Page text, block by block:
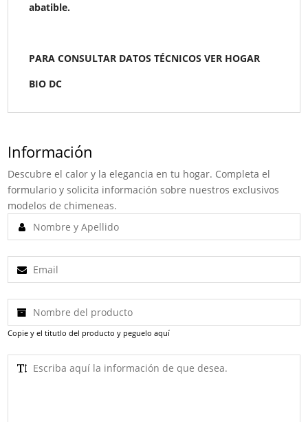
abatible.
PARA CONSULTAR DATOS TÉCNICOS VER HOGAR
BIO DC
Información
Descubre el calor y la elegancia en tu hogar. Completa el
formulario y solicita información sobre nuestros exclusivos
modelos de chimeneas.
Copie y el titutlo del producto y peguelo aquí